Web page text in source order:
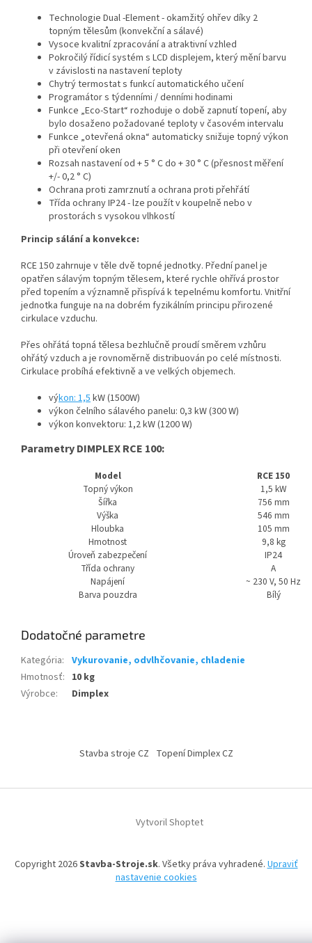
Technologie Dual -Element - okamžitý ohřev díky 2
topným tělesům (konvekční a sálavé)
Vysoce kvalitní zpracování a atraktivní vzhled
Pokročilý řídicí systém s LCD displejem, který mění barvu
v závislosti na nastavení teploty
Chytrý termostat s funkcí automatického učení
Programátor s týdenními / denními hodinami
Funkce „Eco-Start“ rozhoduje o době zapnutí topení, aby
bylo dosaženo požadované teploty v časovém intervalu
Funkce „otevřená okna“ automaticky snižuje topný výkon
při otevření oken
Rozsah nastavení od + 5 ° C do + 30 ° C (přesnost měření
+/- 0,2 ° C)
Ochrana proti zamrznutí a ochrana proti přehřátí
Třída ochrany IP24 - lze použít v koupelně nebo v
prostorách s vysokou vlhkostí
Princip sálání a konvekce:
RCE 150 zahrnuje v těle dvě topné jednotky. Přední panel je
opatřen sálavým topným tělesem, které rychle ohřívá prostor
před topením a významně přispívá k tepelnému komfortu. Vnitřní
jednotka funguje na na dobrém fyzikálním principu přirozené
cirkulace vzduchu.
Přes ohřátá topná tělesa bezhlučně proudí směrem vzhůru
ohřátý vzduch a je rovnoměrně distribuován po celé místnosti.
Cirkulace probíhá efektivně a ve velkých objemech.
výkon: 1,5kW (1500W)
výkon čelního sálavého panelu: 0,3 kW (300 W)
výkon konvektoru: 1,2 kW (1200 W)
Parametry DIMPLEX RCE 100:
Model
RCE 150
Topný výkon
1,5 kW
Šířka
756 mm
Výška
546 mm
Hloubka
105 mm
Hmotnost
9,8 kg
Úroveň zabezpečení
IP24
Třída ochrany
A
Napájení
~ 230 V, 50 Hz
Barva pouzdra
Bílý
Dodatočné parametre
Kategória: Vykurovanie, odvlhčovanie, chladenie
Hmotnosť: 10 kg
Výrobce: Dimplex
Stavba stroje CZ Topení Dimplex CZ
Vytvoril Shoptet
Copyright 2026Stavba-Stroje.sk. Všetky práva vyhradené.Upraviť
nastavenie cookies